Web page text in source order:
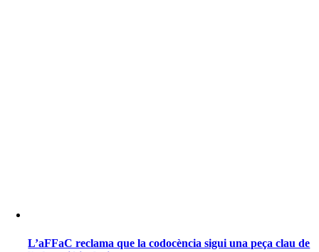
L’aFFaC reclama que la codocència sigui una peça clau de